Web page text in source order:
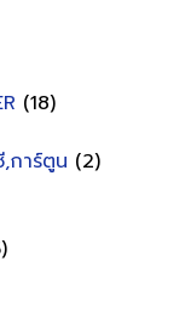
(18)
การ์ตูน (2)